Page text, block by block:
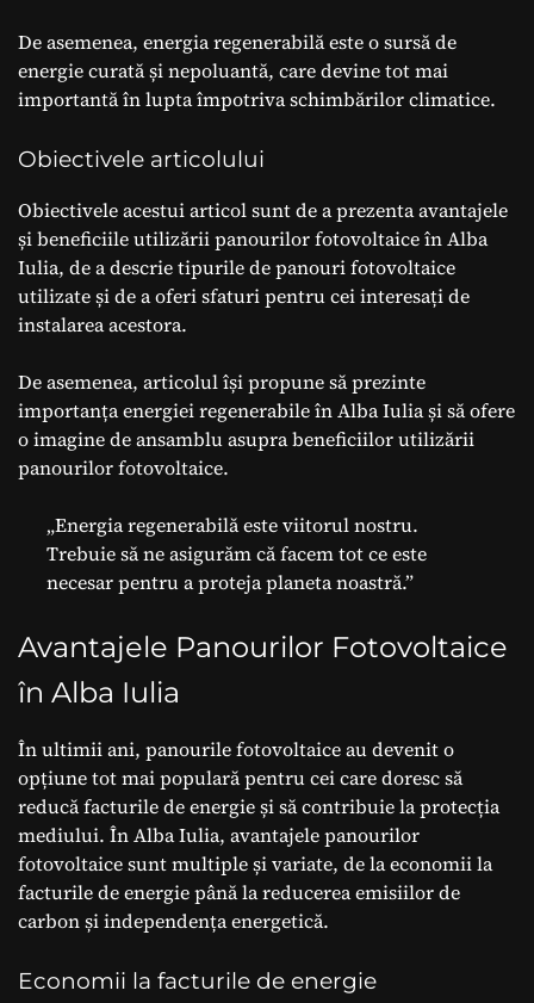
De asemenea, energia regenerabilă este o sursă de
energie curată și nepoluantă, care devine tot mai
importantă în lupta împotriva schimbărilor climatice.
Obiectivele articolului
Obiectivele acestui articol sunt de a prezenta avantajele
și beneficiile utilizării panourilor fotovoltaice în Alba
Iulia, de a descrie tipurile de panouri fotovoltaice
utilizate și de a oferi sfaturi pentru cei interesați de
instalarea acestora.
De asemenea, articolul își propune să prezinte
importanța energiei regenerabile în Alba Iulia și să ofere
o imagine de ansamblu asupra beneficiilor utilizării
panourilor fotovoltaice.
„Energia regenerabilă este viitorul nostru.
Trebuie să ne asigurăm că facem tot ce este
necesar pentru a proteja planeta noastră.”
Avantajele Panourilor Fotovoltaice
în Alba Iulia
În ultimii ani, panourile fotovoltaice au devenit o
opțiune tot mai populară pentru cei care doresc să
reducă facturile de energie și să contribuie la protecția
mediului. În Alba Iulia, avantajele panourilor
fotovoltaice sunt multiple și variate, de la economii la
facturile de energie până la reducerea emisiilor de
carbon și independența energetică.
Economii la facturile de energie